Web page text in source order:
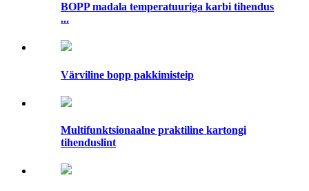
BOPP madala temperatuuriga karbi tihendus
...
Värviline bopp pakkimisteip
Multifunktsionaalne praktiline kartongi
tihenduslint